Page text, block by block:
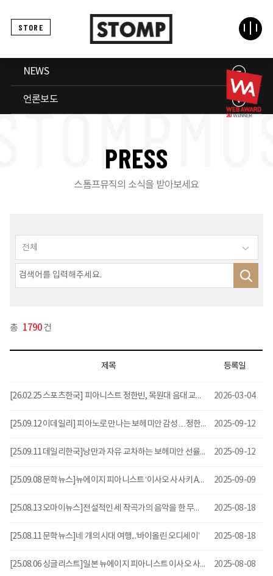
STORE
NEWS
언론보도
PRESS
스톰프뮤직의 소식을 받아보세요
총 1790건
제목 등록일
[26.02.25 스포츠한국] 피아니스트 정한빈, 목원대 음대 교수 임용 2026-03-04
[25.09.12 이데일리] 피아노로 만나는 보헤미안 감성…정한빈 리사이틀 2025-09-12
[25.09.11 데일리한국]낭만과 자유 교차하는 보헤미안 선율 속으로...정한빈 12월 피아노 리사이틀 2025-09-12
[25.09.08 문학뉴스]뉴에이지 피아니스트 ‘이사오 사사키 Autumn Leaves’ 공연 2025-09-09
[25.08.13 오마이뉴스]전설적인 세 작곡가의 음악을 한 무대에서 2025-08-18
[25.08.11 문학뉴스]네 개의 시대 여행...‘바이올린 오디세이’ 2025-08-18
[25.08.06 싱글리스트]일본 뉴에이지 피아니스트 이사오 사사키, 6년만 내한 무대 2025-08-08